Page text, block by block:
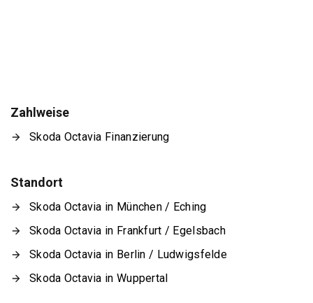
Zahlweise
Skoda Octavia Finanzierung
Standort
Skoda Octavia in München / Eching
Skoda Octavia in Frankfurt / Egelsbach
Skoda Octavia in Berlin / Ludwigsfelde
Skoda Octavia in Wuppertal